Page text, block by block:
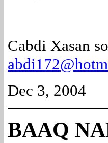
Cabdi Xasan
Dec 3, 2004
BAAQ